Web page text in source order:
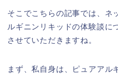
そこでこちらの記事では、ネ
ルギニンリキッドの体験談に
させていただきますね。
まず、私自身は、ピュアアル